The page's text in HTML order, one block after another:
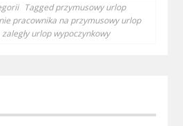
Taggedprzymusowy urlop
pracownika na przymusowy urlop
zaległy urlop wypoczynkowy